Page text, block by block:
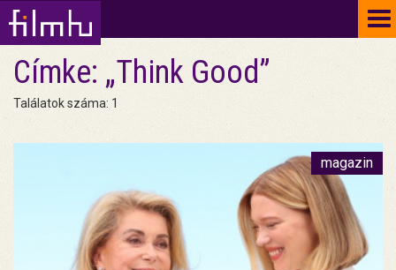
Címke: „Think Good”
Találatok száma: 1
magazin